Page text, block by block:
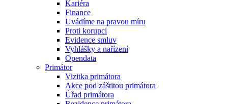
Kariéra
Finance
Uvádíme na pravou míru
Proti korupci
Evidence smluv
Vyhlášky a nařízení
Opendata
Primátor
Vizitka primátora
Akce pod záštitou primátora
Úřad primátora